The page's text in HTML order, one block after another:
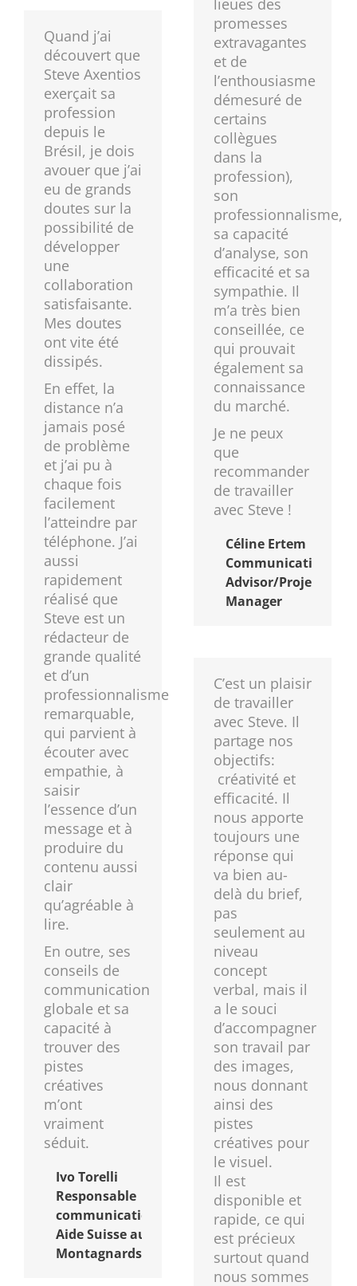
lieues des
promesses
extravagantes
et de
l’enthousiasme
démesuré de
certains
collègues
dans la
profession),
son
professionnalisme,
sa capacité
d’analyse, son
efficacité et sa
sympathie. Il
m’a très bien
conseillée, ce
qui prouvait
également sa
connaissance
du marché.
Je ne peux
que
recommander
de travailler
avec Steve !
Céline Ertem
Communication
Advisor/Project
Manager
Quand j’ai
découvert que
Steve Axentios
exerçait sa
profession
depuis le
Brésil, je dois
avouer que j’ai
eu de grands
doutes sur la
possibilité de
développer
une
collaboration
satisfaisante.
Mes doutes
ont vite été
dissipés.
En effet, la
distance n’a
jamais posé
de problème
et j’ai pu à
chaque fois
facilement
l’atteindre par
téléphone. J’ai
aussi
rapidement
réalisé que
Steve est un
rédacteur de
grande qualité
et d’un
professionnalisme
remarquable,
qui parvient à
écouter avec
empathie, à
saisir
l’essence d’un
message et à
produire du
contenu aussi
clair
qu’agréable à
lire.
En outre, ses
conseils de
communication
globale et sa
capacité à
trouver des
pistes
créatives
m’ont
vraiment
séduit.
Ivo Torelli
Responsable
communication
Aide Suisse aux
Montagnards
C’est un plaisir
de travailler
avec Steve. Il
partage nos
objectifs:
créativité et
efficacité. Il
nous apporte
toujours une
réponse qui
va bien au-
delà du brief,
pas
seulement au
niveau
concept
verbal, mais il
a le souci
d’accompagner
son travail par
des images,
nous donnant
ainsi des
pistes
créatives pour
le visuel.
Il est
disponible et
rapide, ce qui
est précieux
surtout quand
nous sommes